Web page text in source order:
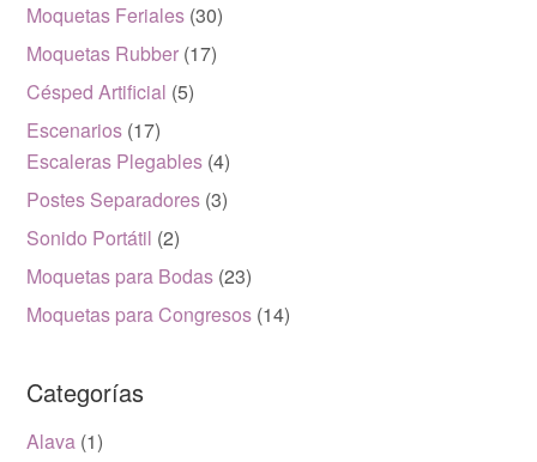
Moquetas Feriales (30)
Moquetas Rubber (17)
Césped Artificial (5)
Escenarios (17)
Escaleras Plegables (4)
Postes Separadores (3)
Sonido Portátil (2)
Moquetas para Bodas (23)
Moquetas para Congresos (14)
Categorías
Alava (1)